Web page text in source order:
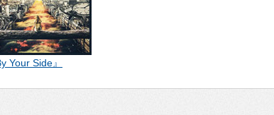
Your Side』